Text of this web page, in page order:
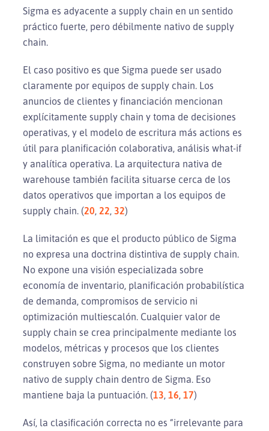
Sigma es adyacente a supply chain en un sentido
práctico fuerte, pero débilmente nativo de supply
chain.
El caso positivo es que Sigma puede ser usado
claramente por equipos de supply chain. Los
anuncios de clientes y financiación mencionan
explícitamente supply chain y toma de decisiones
operativas, y el modelo de escritura más actions es
útil para planificación colaborativa, análisis what-if
y analítica operativa. La arquitectura nativa de
warehouse también facilita situarse cerca de los
datos operativos que importan a los equipos de
supply chain. (20, 22, 32)
La limitación es que el producto público de Sigma
no expresa una doctrina distintiva de supply chain.
No expone una visión especializada sobre
economía de inventario, planificación probabilística
de demanda, compromisos de servicio ni
optimización multiescalón. Cualquier valor de
supply chain se crea principalmente mediante los
modelos, métricas y procesos que los clientes
construyen sobre Sigma, no mediante un motor
nativo de supply chain dentro de Sigma. Eso
mantiene baja la puntuación. (13, 16, 17)
Así, la clasificación correcta no es “irrelevante para